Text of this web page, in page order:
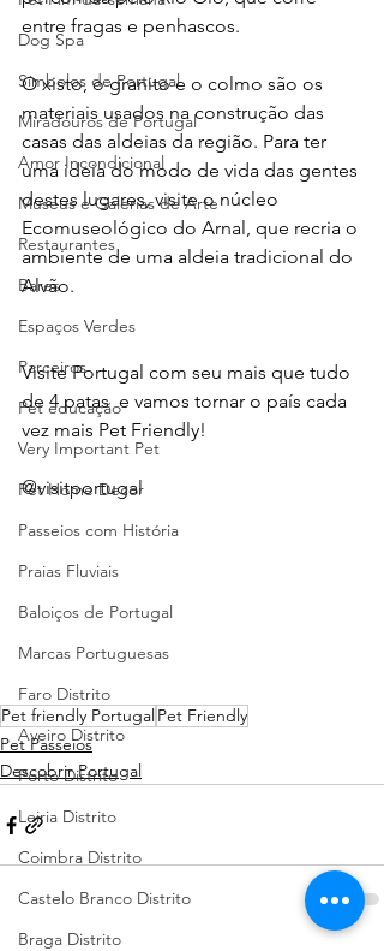
Dog Spa
Símbolos de Portugal
Miradouros de Portugal
Amor Incondicional
Museus e Galerias de Arte
Restaurantes
Bares
Espaços Verdes
Parceiros
Pet educação
Very Important Pet
Pet Home Decor
Passeios com História
Praias Fluviais
Baloiços de Portugal
Marcas Portuguesas
Faro Distrito
Aveiro Distrito
Porto Distrito
Leiria Distrito
Coimbra Distrito
Castelo Branco Distrito
Braga Distrito
entre fragas e penhascos.
O xisto, o granito e o colmo são os
materiais usados na construção das
casas das aldeias da região. Para ter
uma ideia do modo de vida das gentes
destes lugares, visite o núcleo
Ecomuseológico do Arnal, que recria o
ambiente de uma aldeia tradicional do
Alvão.
Visite Portugal com seu mais que tudo
de 4 patas  e vamos tornar o país cada
vez mais Pet Friendly!
@visitportugal
Pet friendly PortugalPet Friendly
Pet Passeios
Descobrir Portugal